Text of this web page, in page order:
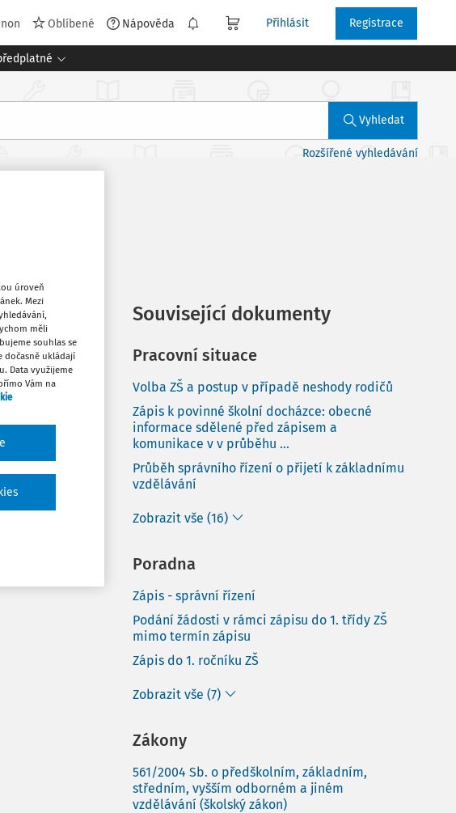
Oblíbené Nápověda Přihlásit Registrace
Vyhledat
Rozšířené vyhledávání
Oblíbené
Stáhnout
Související dokumenty
Pracovní situace
Volba ZŠ a postup v případě neshody rodičů
Zápis k povinné školní docházce: obecné
informace sdělené před zápisem a
komunikace v v průběhu ...
Průběh správního řízení o přijetí k základnímu
vzdělávání
Zobrazit vše (16)
Poradna
Zápis - správní řízení
Podání žádosti v rámci zápisu do 1. třídy ZŠ
mimo termín zápisu
Zápis do 1. ročníku ZŠ
Zobrazit vše (7)
Zákony
561/2004 Sb. o předškolním, základním,
středním, vyšším odborném a jiném
vzdělávání (školský zákon)
úroveň
Mezi
měli
souhlas se
dočasně ukládají
Data využijeme
Vám na